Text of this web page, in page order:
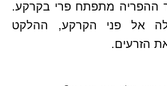
ההפריה מתפתח פרי בקרקע.
אל פני הקרקע, ההלקט
הזרעים.